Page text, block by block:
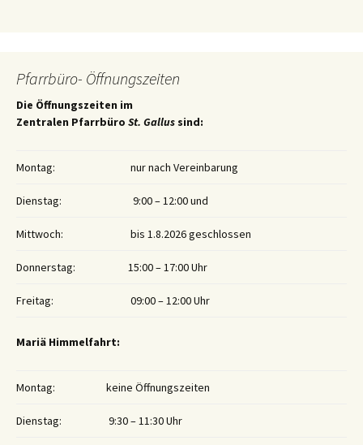
Pfarrbüro- Öffnungszeiten
Die Öffnungszeiten im
Zentralen Pfarrbüro St. Gallus sind:
Montag: nur nach Vereinbarung
Dienstag: 9:00 – 12:00 und
Mittwoch: bis 1.8.2026 geschlossen
Donnerstag: 15:00 – 17:00 Uhr
Freitag: 09:00 – 12:00 Uhr
Mariä Himmelfahrt:
Montag: keine Öffnungszeiten
Dienstag: 9:30 – 11:30 Uhr